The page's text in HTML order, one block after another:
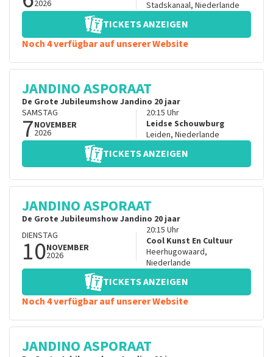
2026
Stadskanaal, Niederlande
TICKETS ANZEIGEN
Noch 4 verfügbar auf unserer Website
JANDINO ASPORAAT
De Grote Jubileumshow Jandino 20 jaar
SAMSTAG
7NOVEMBER
2026
20:15 Uhr
Leidse Schouwburg
Leiden, Niederlande
TICKETS ANZEIGEN
JANDINO ASPORAAT
De Grote Jubileumshow Jandino 20 jaar
DIENSTAG
10NOVEMBER
2026
20:15 Uhr
Cool Kunst En Cultuur
Heerhugowaard,
Niederlande
TICKETS ANZEIGEN
Noch 4 verfügbar auf unserer Website
JANDINO ASPORAAT